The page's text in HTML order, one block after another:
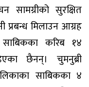
सामग्रीको सुरक्षित
प्रबन्ध मिलाउन आग्रह
करिब १४
छैनन्। चुमनुब्री
साबिकका ४